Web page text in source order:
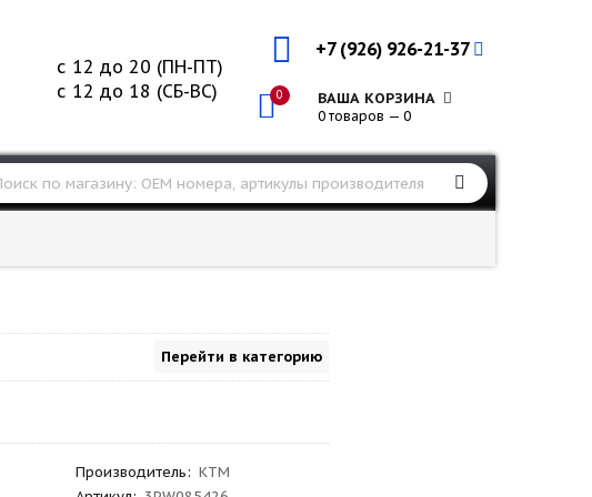
+7 (926) 926-21-37
0 ВАША КОРЗИНА
0 товаров — 0
с 12 до 20 (ПН-ПТ)
с 12 до 18 (СБ-ВС)
Перейти в категорию
Производитель: KTM